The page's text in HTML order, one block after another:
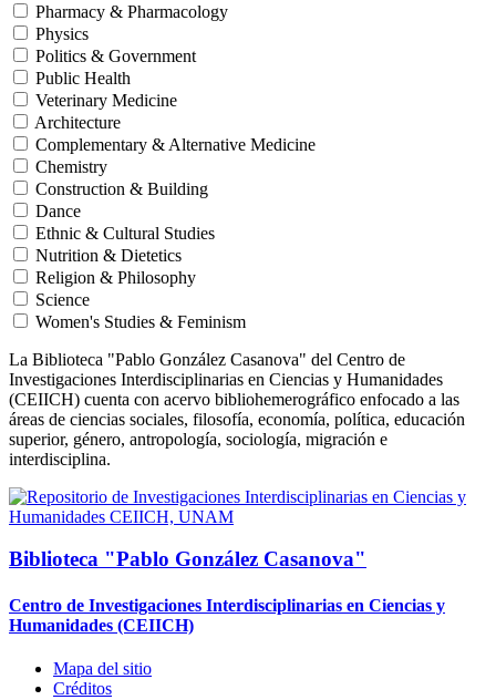
Pharmacy & Pharmacology
Physics
Politics & Government
Public Health
Veterinary Medicine
Architecture
Complementary & Alternative Medicine
Chemistry
Construction & Building
Dance
Ethnic & Cultural Studies
Nutrition & Dietetics
Religion & Philosophy
Science
Women's Studies & Feminism
La Biblioteca "Pablo González Casanova" del Centro de
Investigaciones Interdisciplinarias en Ciencias y Humanidades
(CEIICH) cuenta con acervo bibliohemerográfico enfocado a las
áreas de ciencias sociales, filosofía, economía, política, educación
superior, género, antropología, sociología, migración e
interdisciplina.
Biblioteca "Pablo González Casanova"
Centro de Investigaciones Interdisciplinarias en Ciencias y
Humanidades (CEIICH)
Mapa del sitio
Créditos